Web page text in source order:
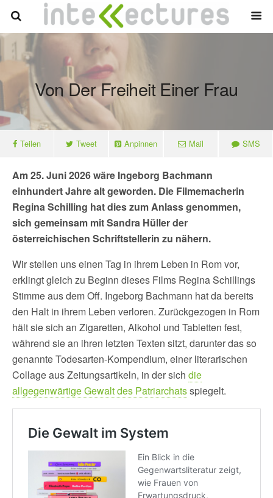
Von Der Freiheit Einer Frau
Teilen Tweet Anpinnen Mail SMS
Am 25. Juni 2026 wäre Ingeborg Bachmann
einhundert Jahre alt geworden. Die Filmemacherin
Regina Schilling hat dies zum Anlass genommen,
sich gemeinsam mit Sandra Hüller der
österreichischen Schriftstellerin zu nähern.
Wir stellen uns einen Tag in ihrem Leben in Rom vor,
erklingt gleich zu Beginn dieses Films Regina Schillings
Stimme aus dem Off. Ingeborg Bachmann hat da bereits
den Halt in ihrem Leben verloren. Zurückgezogen in Rom
hält sie sich an Zigaretten, Alkohol und Tabletten fest,
während sie an ihren letzten Texten sitzt, darunter das so
genannte Todesarten-Kompendium, einer literarischen
Collage aus Zeitungsartikeln, in der sich die
allgegenwärtige Gewalt des Patriarchatsspiegelt.